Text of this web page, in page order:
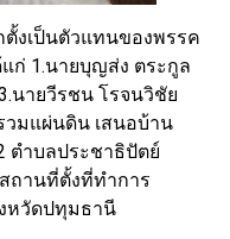
งเป็นตัวแทนของพรรค
ก่ 1.นายบุญส่ง ตระกูล
นายวีรชน โรจนวิชัย
มแผ่นดิน เสนอบ้าน
ตำบลประชาธิปัตย์
ถานที่ตั้งที่ทำการ
หวัดปทุมธานี